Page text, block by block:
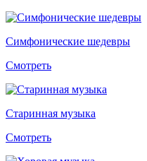
Симфонические шедевры
Смотреть
Старинная музыка
Смотреть